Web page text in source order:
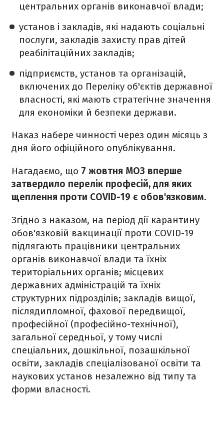
центральних органів виконавчої влади;
установ і закладів, які надають соціальні
послуги, закладів захисту прав дітей
реабілітаційних закладів;
підприємств, установ та організацій,
включених до Переліку об'єктів державної
власності, які мають стратегічне значення
для економіки й безпеки держави.
Наказ набере чинності через один місяць з
дня його офіційного опублікування.
Нагадаємо, що 7 жовтня МОЗ вперше
затвердило перелік професій, для яких
щеплення проти COVID-19 є обов'язковим.
Згідно з наказом, на період дії карантину
обов'язковій вакцинації проти COVID-19
підлягають працівники центральних
органів виконавчої влади та їхніх
територіальних органів; місцевих
державних адміністрацій та їхніх
структурних підрозділів; закладів вищої,
післядипломної, фахової передвищої,
професійної (професійно-технічної),
загальної середньої, у тому числі
спеціальних, дошкільної, позашкільної
освіти, закладів спеціалізованої освіти та
наукових установ незалежно від типу та
форми власності.